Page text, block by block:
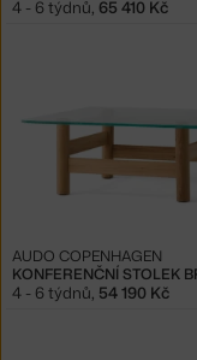
4 - 6 týdnů, 65 410 Kč
AUDO COPENHAGEN
4 - 6 týdnů, 54 190 Kč